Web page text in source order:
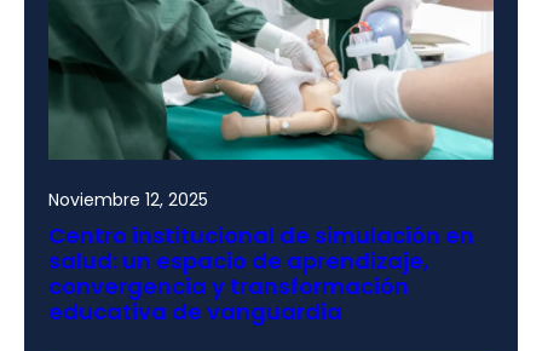
Noviembre 12, 2025
Centro institucional de simulación en
salud: un espacio de aprendizaje,
convergencia y transformación
educativa de vanguardia